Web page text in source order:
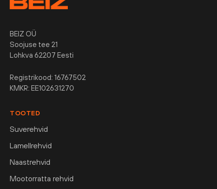
BEIZ OÜ
Soojuse tee 21
Lohkva 62207 Eesti
Registrikood: 16767502
KMKR: EE102631270
TOOTED
Suverehvid
Lamellrehvid
Naastrehvid
Mootorratta rehvid